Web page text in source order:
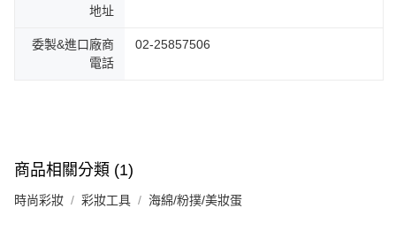
地址
委製&進口廠商
電話
02-25857506
商品相關分類 (1)
時尚彩妝 彩妝工具 海綿/粉撲/美妝蛋